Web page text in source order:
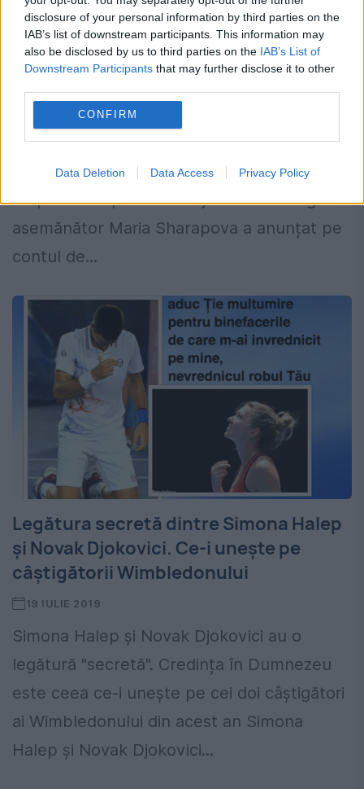
disclosure of your personal information by third parties on the
IAB’s list of downstream participants. This information may
also be disclosed by us to third parties on the IAB’s List of
Downstream Participants that may further disclose it to other
CONFIRM
Data Deletion Data Access Privacy Policy
Provocare între doi sportivi uriași, pe
tema incendiilor din Australia. „Eu
donez. Faci și tu la fel?”
5 IANUARIE 2020
Maria Sharapova, fostă lideră WTA, a
anunțat că va dona bani pentru Australia și
l-a provocat pe Novak Djokovici la un gest
asemănător Maria Sharapova a anunțat pe
contul de...
Legătura secretă dintre Simona Halep
și Novak Djokovici. Ce-i unește pe
câștigătorii Wimbledonului
19 IULIE 2019
Simona Halep și Novak Djokovici au o
legătură "secretă". Credința în Dumnezeu
este ceea ce-i unește pe cei doi câștigători
ai Wimbledonului din acest an Simona
Halep și Novak Djokovici...